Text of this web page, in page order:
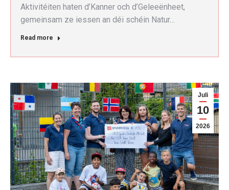
Aktivitéiten haten d’Kanner och d’Geleeënheet,
gemeinsam ze iessen an déi schéin Natur…
Read more
Juli
10
2026